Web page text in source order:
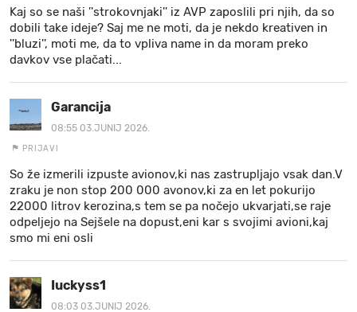
Kaj so se naši ''strokovnjaki'' iz AVP zaposlili pri njih, da so
dobili take ideje? Saj me ne moti, da je nekdo kreativen in
''bluzi'', moti me, da to vpliva name in da moram preko
davkov vse plačati...
Garancija
08:55 03.JUNIJ 2026.
PRIJAVI
So že izmerili izpuste avionov,ki nas zastrupljajo vsak dan.V
zraku je non stop 200 000 avonov,ki za en let pokurijo
22000 litrov kerozina,s tem se pa nočejo ukvarjati,se raje
odpeljejo na Sejšele na dopust,eni kar s svojimi avioni,kaj
smo mi eni osli
Iuckyss1
08:03 03.JUNIJ 2026.